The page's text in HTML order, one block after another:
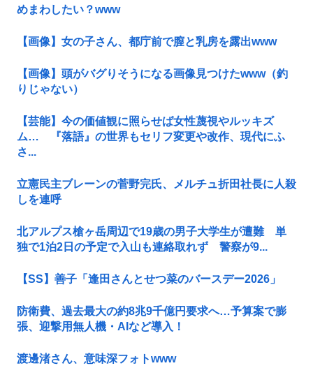
めまわしたい？www
【画像】女の子さん、都庁前で膣と乳房を露出www
【画像】頭がバグりそうになる画像見つけたwww（釣
りじゃない）
【芸能】今の価値観に照らせば女性蔑視やルッキズ
ム… 『落語』の世界もセリフ変更や改作、現代にふ
さ...
立憲民主ブレーンの菅野完氏、メルチュ折田社長に人殺
しを連呼
北アルプス槍ヶ岳周辺で19歳の男子大学生が遭難 単
独で1泊2日の予定で入山も連絡取れず 警察が9...
【SS】善子「逢田さんとせつ菜のバースデー2026」
防衛費、過去最大の約8兆9千億円要求へ…予算案で膨
張、迎撃用無人機・AIなど導入！
渡邊渚さん、意味深フォトwww